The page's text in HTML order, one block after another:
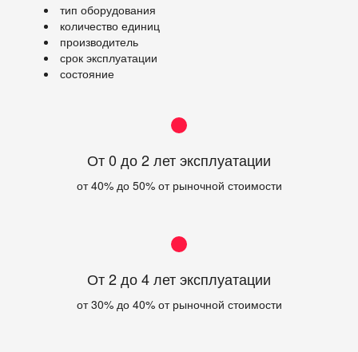
тип оборудования
количество единиц
производитель
срок эксплуатации
состояние
От 0 до 2 лет эксплуатации
от 40% до 50% от рыночной стоимости
От 2 до 4 лет эксплуатации
от 30% до 40% от рыночной стоимости